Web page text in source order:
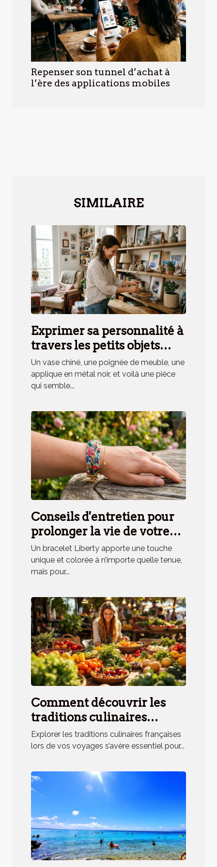
Repenser son tunnel d’achat à
l’ère des applications mobiles
SIMILAIRE
Exprimer sa personnalité à
travers les petits objets
déco, mythe ou réalité ?
Un vase chiné, une poignée de meuble, une
applique en métal noir, et voilà une pièce
qui semble...
Conseils d'entretien pour
prolonger la vie de votre
bracelet Liberty
Un bracelet Liberty apporte une touche
unique et colorée à n’importe quelle tenue,
mais pour...
Comment découvrir les
traditions culinaires
françaises lors de vos
voyages ?
Explorer les traditions culinaires françaises
lors de vos voyages s’avère essentiel pour...